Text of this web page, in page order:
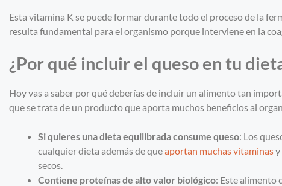
Esta vitamina K se puede formar durante todo el proceso de la
resulta fundamental para el organismo porque interviene en la
¿Por qué incluir el queso en tu
Hoy vas a saber por qué deberías de incluir un alimento tan
que se trata de un producto que aporta muchos beneficios al
Si quieres una dieta equilibrada consume queso: Los
cualquier dieta además de queaportan muchas vitaminasy
secos.
Contiene proteínas de alto valor biológico: Este alimento